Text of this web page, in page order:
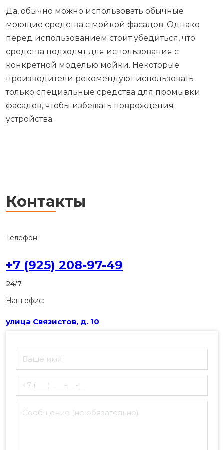
Да, обычно можно использовать обычные
моющие средства с мойкой фасадов. Однако
перед использованием стоит убедиться, что
средства подходят для использования с
конкретной моделью мойки. Некоторые
производители рекомендуют использовать
только специальные средства для промывки
фасадов, чтобы избежать повреждения
устройства.
Контакты
Телефон:
+7 (925) 208-97-49
24/7
Наш офис:
улица Связистов, д. 10